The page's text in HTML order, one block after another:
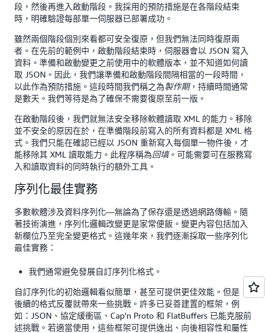
段，然後再進入啟動階段。我採用的預防措施是在各階段結束
時，明確驗證每部單一伺服器已部署成功。
雖然兩個階段個別來看都可安全復原，但我們無法同時復原兩
者。在先前的範例中，啟動階段結束時，伺服器會以 JSON 寫入
資料。準備和啟動變更之前使用中的軟體版本，並不知道如何讀
取 JSON。因此，我們讓準備和啟動階段間隔相當的一段時間，
以此作為預防措施。這段時間我們稱之為製作期，持續時間通常
是數天。我們等待是為了確保不需要復原至前一版。
在啟動階段後，我們就無法安全移除軟體讀取 XML 的能力。移除
並不安全的原因在於，在準備階段前寫入的所有資料都是 XML 格
式。我們只能在確認已經以 JSON 重新寫入每個單一物件後，才
能移除其 XML 讀取能力。此程序稱為回填。可能需要可在服務寫
入和讀取資料的同時執行的額外工具。
序列化最佳實務
多數軟體涉及資料序列化—無論為了保存還是透過網路傳輸。隨
著技術演進，序列化邏輯改變更是家常便飯。變更內容包括加入
新欄位乃至完全變更格式。這幾年來，我們逐漸採取一些序列化
最佳實務：
我們通常避免發展自訂序列化格式。
自訂序列化的初始邏輯看似簡單，甚至可提供更佳效能。但是，
後續的格式反覆就帶來一些挑戰。許多已妥善建置的框架，例
如：JSON、協定緩衝區、Cap’n Proto 和 FlatBuffers 已能克服前
述挑戰。若適當使用，這些框架可提供逸出、向後相容性和屬性